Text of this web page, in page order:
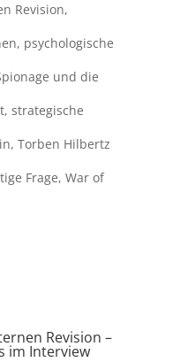
Revision,
, psychologische
und die
, strategische
, Torben Hilbertz
Frage, War of
Revision –
im Interview